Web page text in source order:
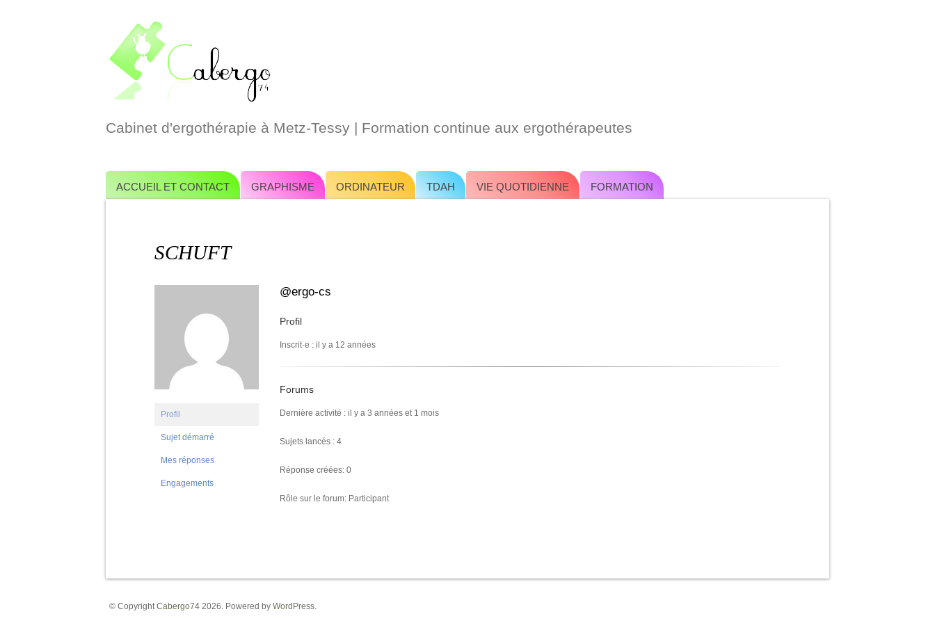
Cabinet d'ergothérapie à Metz-Tessy | Formation continue aux ergothérapeutes
Aller
au
contenu
ACCUEIL ET CONTACT GRAPHISME ORDINATEUR TDAH VIE QUOTIDIENNE FORMATION
SCHUFT
Profil
Sujet démarré
Mes réponses
Engagements
@ergo-cs
Profil
Inscrit·e : il y a 12 années
Forums
Dernière activité : il y a 3 années et 1 mois
Sujets lancés : 4
Réponse créées: 0
Rôle sur le forum: Participant
© CopyrightCabergo74 2026. Powered by WordPress.